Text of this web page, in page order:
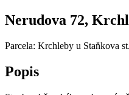
Nerudova 72,
Parcela: Krchleby u Staňkova
Popis